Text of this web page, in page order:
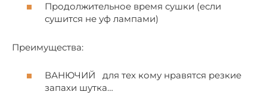
Продолжительное время сушки (если
сушится не уф лампами)
Преимущества:
ВАНЮЧИЙ для тех кому нравятся резкие
запахи шутка…